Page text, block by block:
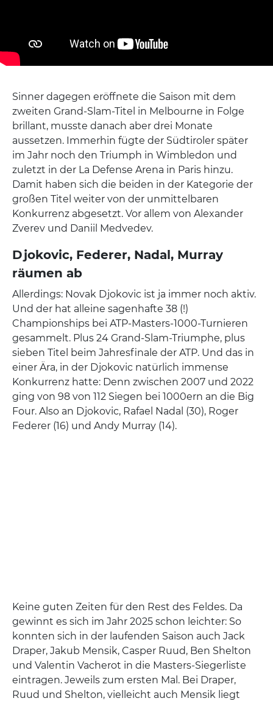
Sinner dagegen eröffnete die Saison mit dem
zweiten Grand-Slam-Titel in Melbourne in Folge
brillant, musste danach aber drei Monate
aussetzen. Immerhin fügte der Südtiroler später
im Jahr noch den Triumph in Wimbledon und
zuletzt in der La Defense Arena in Paris hinzu.
Damit haben sich die beiden in der Kategorie der
großen Titel weiter von der unmittelbaren
Konkurrenz abgesetzt. Vor allem von Alexander
Zverev und Daniil Medvedev.
Djokovic, Federer, Nadal, Murray
räumen ab
Allerdings: Novak Djokovic ist ja immer noch aktiv.
Und der hat alleine sagenhafte 38 (!)
Championships bei ATP-Masters-1000-Turnieren
gesammelt. Plus 24 Grand-Slam-Triumphe, plus
sieben Titel beim Jahresfinale der ATP. Und das in
einer Ära, in der Djokovic natürlich immense
Konkurrenz hatte: Denn zwischen 2007 und 2022
ging von 98 von 112 Siegen bei 1000ern an die Big
Four. Also an Djokovic, Rafael Nadal (30), Roger
Federer (16) und Andy Murray (14).
Keine guten Zeiten für den Rest des Feldes. Da
gewinnt es sich im Jahr 2025 schon leichter: So
konnten sich in der laufenden Saison auch Jack
Draper, Jakub Mensik, Casper Ruud, Ben Shelton
und Valentin Vacherot in die Masters-Siegerliste
eintragen. Jeweils zum ersten Mal. Bei Draper,
Ruud und Shelton, vielleicht auch Mensik liegt